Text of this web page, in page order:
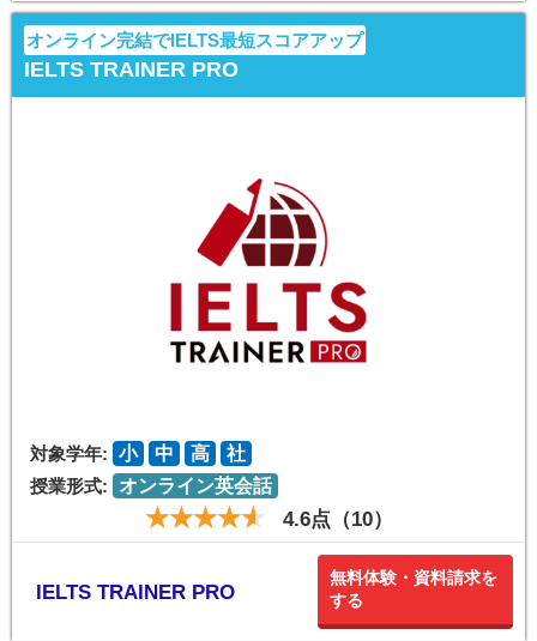
オンライン完結でIELTS最短スコアアップ
IELTS TRAINER PRO
対象学年: 小 中 高
社
授業形式:
オンライン英会話
4.6点（10）
IELTS TRAINER PRO
無料体験・資料請求を
する